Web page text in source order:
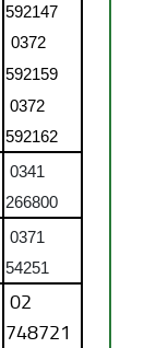
592147
0372
592159
0372
592162
0341
266800
0371
54251
02
748721